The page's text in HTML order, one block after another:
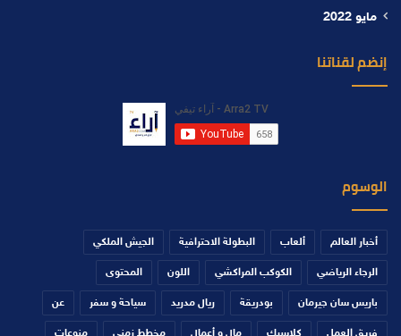
مايو 2022
إنضم لقناتنا
الوسوم
أخبار العالم ألعاب البطولة الاحترافية الجيش الملكي
الرجاء الرياضي الكوكب المراكشي اللون المحتوى
باريس سان جيرمان بودريقة ريال مدريد سياحة و سفر عن
فريق العمل كلاسيك مال و أعمال مخطط زمني منوعات